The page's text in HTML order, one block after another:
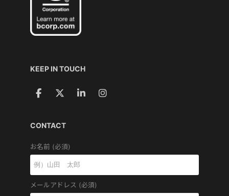
KEEP IN TOUCH
CONTACT
お名前 (必須)
メールアドレス (必須)